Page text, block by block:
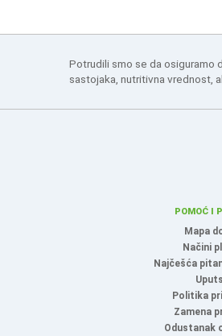
Potrudili smo se da osiguramo
sastojaka, nutritivna vrednost,
POMOĆ I
Mapa
Načini
Najčešća
Politika
Zamena
Odustanak